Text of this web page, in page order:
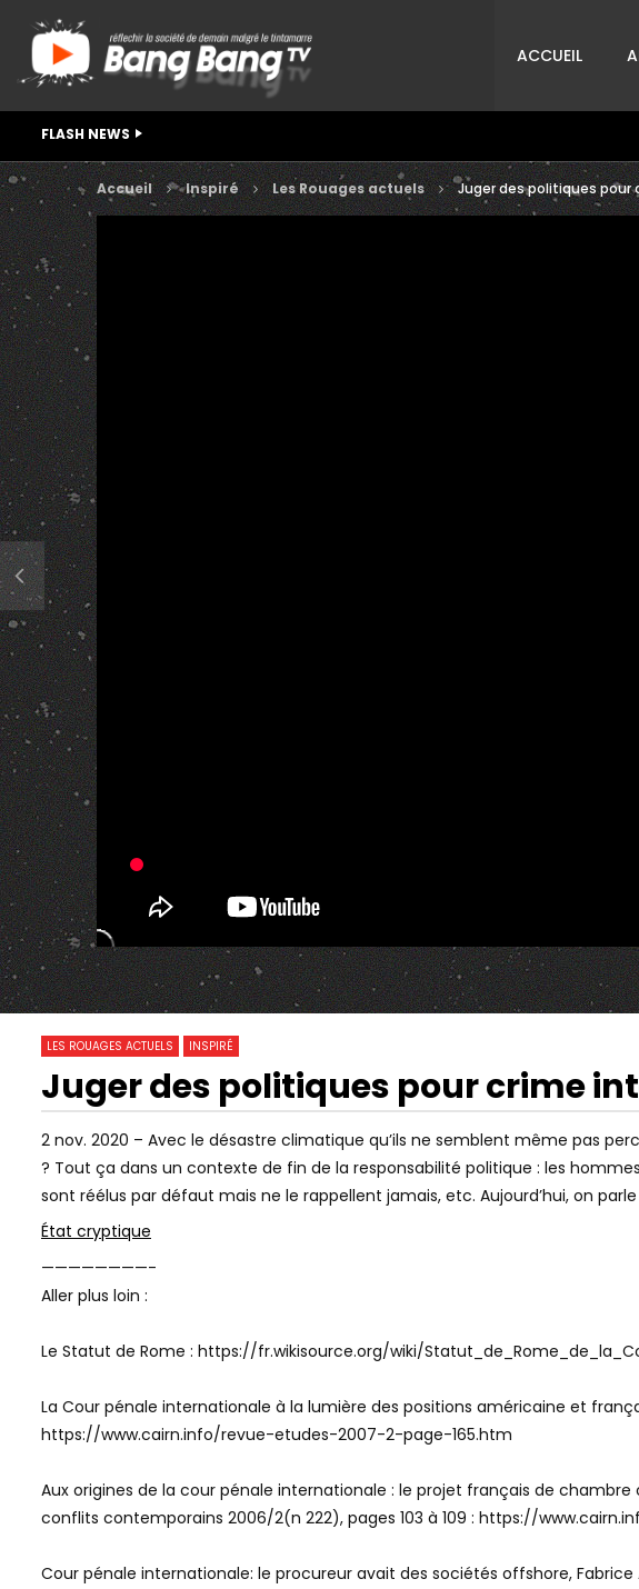
ACCUEIL
FLASH NEWS
Accueil Inspiré Les Rouages actuels Juger des politiques pour
526 Views
0 0
Watch Later
48:36
RÉMUNÉRATIONS ET AVANTAGES :
COMBIEN COÛTENT VRAIMENT
NOS POLITIQUES ?
04:47
DÉMOCRATIE
SUFFRAGE, Ô DÉSESPOIR !
#DATAGUEULE 57
LES ROUAGES ACTUELS INSPIRÉ
Juger des politiques pour crime
2 nov. 2020 – Avec le désastre climatique qu’ils ne semblent même pas
? Tout ça dans un contexte de fin de la responsabilité politique : les
sont réélus par défaut mais ne le rappellent jamais, etc. Aujourd’hui, on
État cryptique
————————-
Aller plus loin :
Le Statut de Rome : https://fr.wikisource.org/wiki/
La Cour pénale internationale à la lumière des positions américaine et
https://www.cairn.info/revue-etudes-2007-2-page-165.htm
Aux origines de la cour pénale internationale : le projet français de
conflits contemporains 2006/2(n 222), pages 103 à 109 : https://
Cour pénale internationale: le procureur avait des sociétés offshore, Fabrice